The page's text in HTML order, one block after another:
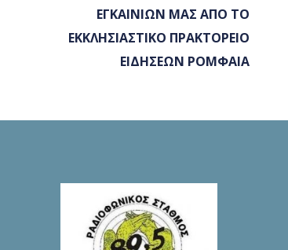
ΕΓΚΑΙΝΙΩΝ ΜΑΣ ΑΠΟ ΤΟ
ΕΚΚΛΗΣΙΑΣΤΙΚΟ ΠΡΑΚΤΟΡΕΙΟ
ΕΙΔΗΣΕΩΝ ΡΟΜΦΑΙΑ